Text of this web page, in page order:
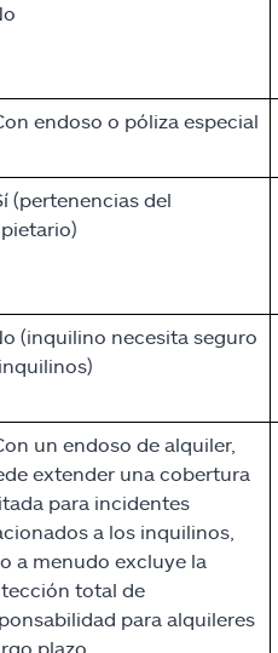
endoso o póliza especial
(pertenencias del
(inquilino necesita seguro
un endoso de alquiler,
extender una cobertura
para incidentes
a los inquilinos,
a menudo excluye la
total de
para alquileres
plazo